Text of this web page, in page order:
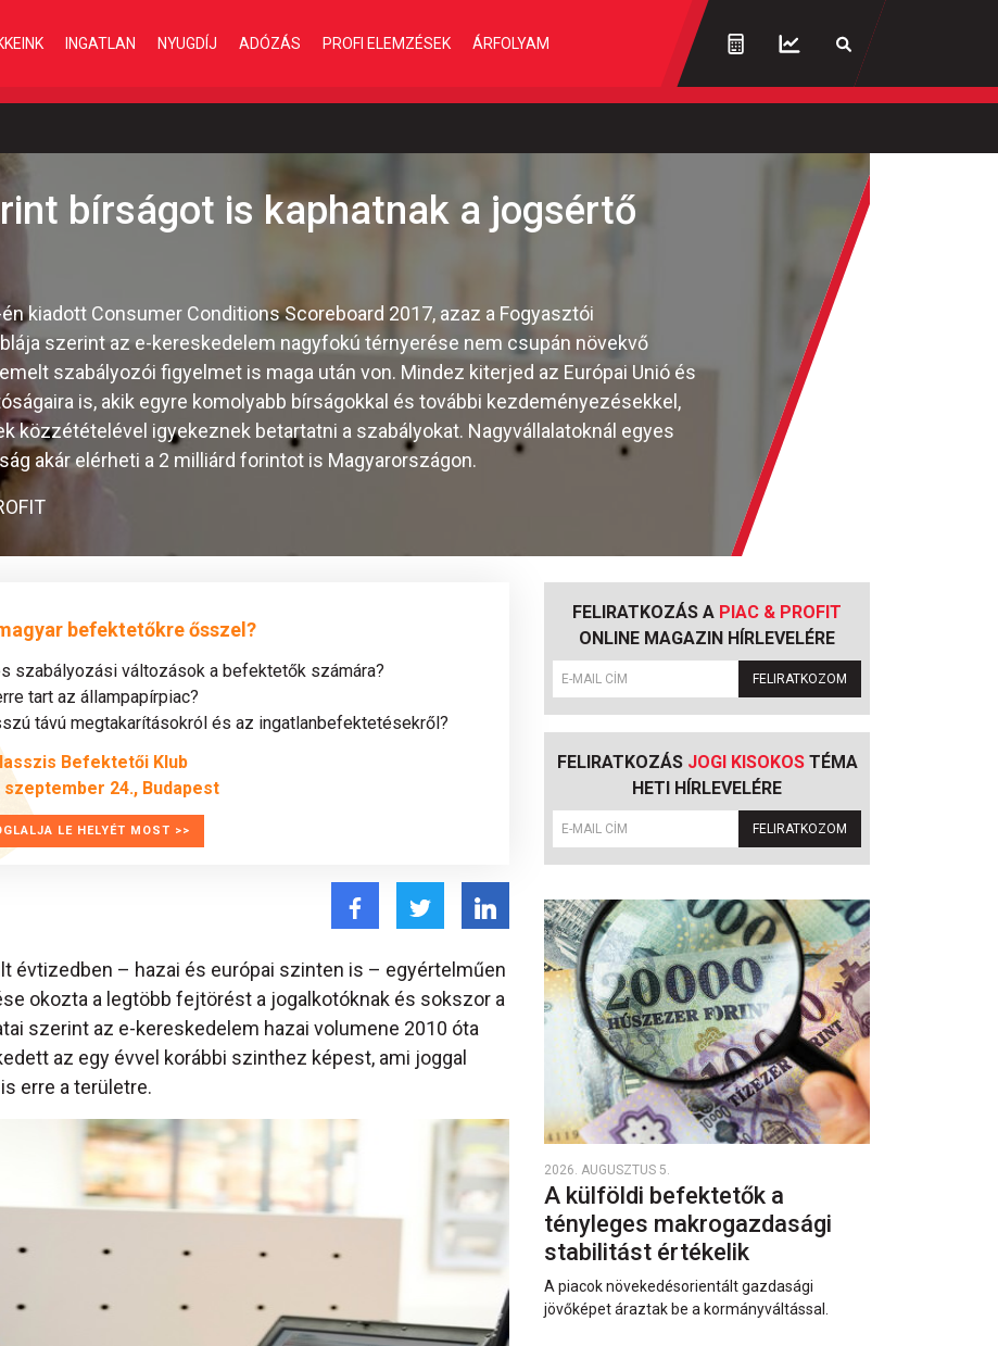
INGATLAN NYUGDÍJ ADÓZÁS PROFI ELEMZÉSEK ÁRFOLYAM
bírságot is kaphatnak a jogsértő
kiadott Consumer Conditions Scoreboard 2017, azaz a Fogyasztói
szerint az e-kereskedelem nagyfokú térnyerése nem csupán növekvő
szabályozói figyelmet is maga után von. Mindez kiterjed az Európai Unió és
is, akik egyre komolyabb bírságokkal és további kezdeményezésekkel,
közzétételével igyekeznek betartatni a szabályokat. Nagyvállalatoknál egyes
akár elérheti a 2 milliárd forintot is Magyarországon.
befektetőkre ősszel?
szabályozási változások a befektetők számára?
tart az állampapírpiac?
távú megtakarításokról és az ingatlanbefektetésekről?
Befektetői Klub
szeptember 24., Budapest
LE HELYÉT MOST >>
évtizedben – hazai és európai szinten is – egyértelműen
okozta a legtöbb fejtörést a jogalkotóknak és sokszor a
szerint az e-kereskedelem hazai volumene 2010 óta
az egy évvel korábbi szinthez képest, ami joggal
erre a területre.
FELIRATKOZÁS A PIAC & PROFIT
ONLINE MAGAZIN HÍRLEVELÉRE
FELIRATKOZOM
FELIRATKOZÁS JOGI KISOKOSTÉMA
HETI HÍRLEVELÉRE
FELIRATKOZOM
2026. AUGUSZTUS 5.
A külföldi befektetők a
tényleges makrogazdasági
stabilitást értékelik
A piacok növekedésorientált gazdasági
jövőképet áraztak be a kormányváltással.